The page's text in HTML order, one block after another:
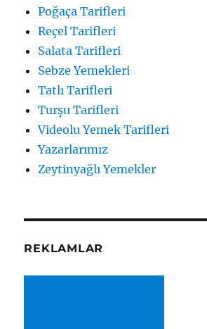
Poğaça Tarifleri
Reçel Tarifleri
Salata Tarifleri
Sebze Yemekleri
Tatlı Tarifleri
Turşu Tarifleri
Videolu Yemek Tarifleri
Yazarlarımız
Zeytinyağlı Yemekler
REKLAMLAR